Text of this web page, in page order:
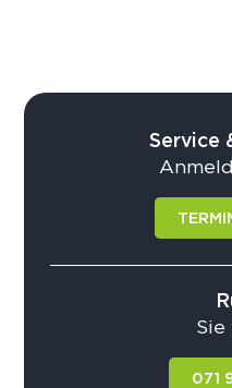
Service
Sie
071